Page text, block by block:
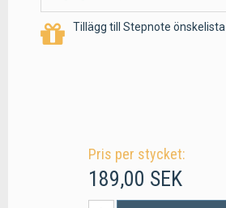
Tillägg till Stepnote önskelista
Pris per stycket:
189,00 SEK